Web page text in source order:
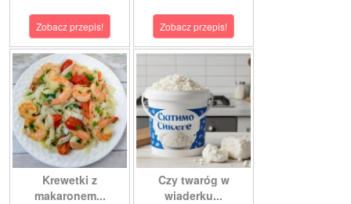
Zobacz przepis! Zobacz przepis!
Krewetki z
makaronem...
Czy twaróg w
wiaderku...